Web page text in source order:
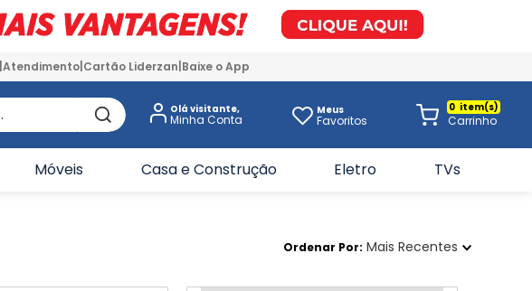
Atendimento Cartão Liderzan Baixe o App
Olá visitante, Meus
Favoritos
0
Móveis Casa e Construção Eletro TVs
Ordenar Por Mais Recentes